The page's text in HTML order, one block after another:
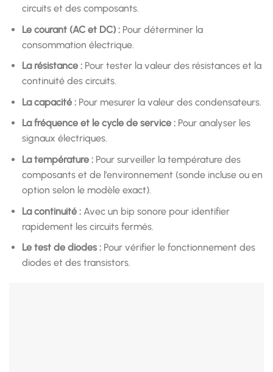
circuits et des composants.
Le courant (AC et DC) :Pour déterminer la
consommation électrique.
La résistance :Pour tester la valeur des résistances et la
continuité des circuits.
La capacité :Pour mesurer la valeur des condensateurs.
La fréquence et le cycle de service :Pour analyser les
signaux électriques.
La température :Pour surveiller la température des
composants et de l’environnement (sonde incluse ou en
option selon le modèle exact).
La continuité :Avec un bip sonore pour identifier
rapidement les circuits fermés.
Le test de diodes :Pour vérifier le fonctionnement des
diodes et des transistors.